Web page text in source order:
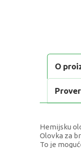
O
Hemijsku
Olovka za
To je